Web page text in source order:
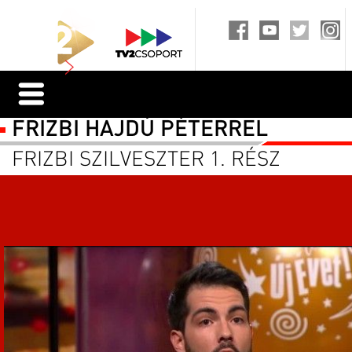
FRIZBI HAJDÚ PÉTERREL
FRIZBI SZILVESZTER 1. RÉSZ